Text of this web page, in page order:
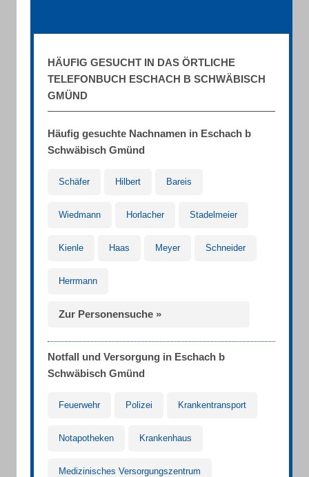
HÄUFIG GESUCHT IN DAS ÖRTLICHE
TELEFONBUCH ESCHACH B SCHWÄBISCH
GMÜND
Häufig gesuchte Nachnamen in Eschach b
Schwäbisch Gmünd
Schäfer Hilbert Bareis
Wiedmann Horlacher Stadelmeier
Kienle Haas Meyer Schneider
Herrmann
Zur Personensuche »
Notfall und Versorgung in Eschach b
Schwäbisch Gmünd
Feuerwehr Polizei Krankentransport
Notapotheken Krankenhaus
Medizinisches Versorgungszentrum